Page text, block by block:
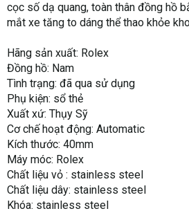
cọc số dạ quang, toàn thân đồng hồ
mắt xe tăng to dáng thể thao khỏe
Hãng sản xuất: Rolex
Đồng hồ: Nam
Tình trạng: đã qua sử dụng
Phụ kiện: sổ thẻ
Xuất xứ: Thụy Sỹ
Cơ chế hoạt động: Automatic
Kích thước: 40mm
Máy móc: Rolex
Chất liệu vỏ : stainless steel
Chất liệu dây: stainless steel
Khóa: stainless steel